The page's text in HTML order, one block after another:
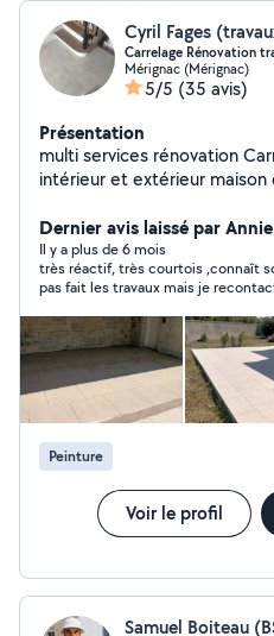
Cyril Fages
Carrelage Rénovation
Mérignac (Mérignac)
5/5 (35 avis)
Présentation
multi services rénovation
intérieur et extérieur maison et
projets
Dernier avis laissé par
Il y a plus de 6 mois
très réactif, très courtois ,connaît
pas fait les travaux mais je
Peinture
Voir le profil
Samuel Boiteau